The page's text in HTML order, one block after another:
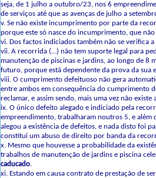
seja, de 1 julho a outubro/23, nos 6
de serviços até que as avenças de julho a
v. Se não existe incumprimento por parte da
porque este só nasce do incumprimento, que
vi. Dos factos indiciados também não se verifica
vii. A recorrida (…) não tem suporte legal para
manutenção de piscinas e jardins, ao longo de 8
futuro, porque está dependente da prova da sua
viii. O cumprimento defeituoso não gera
entre ambos em consequência do cumprimento
reclamar, e assim sendo, mais uma vez não
ix. O único defeito alegado e indiciado pela
empreendimento, trabalharam noutros 5, e além
alegou a existência de defeitos, e nada disto foi
constitui um abuso de direito por banda da
x. Mesmo que houvesse a probabilidade da
trabalhos de manutenção de jardins e piscina
caducado.
xi. Estando em causa contrato de prestação de